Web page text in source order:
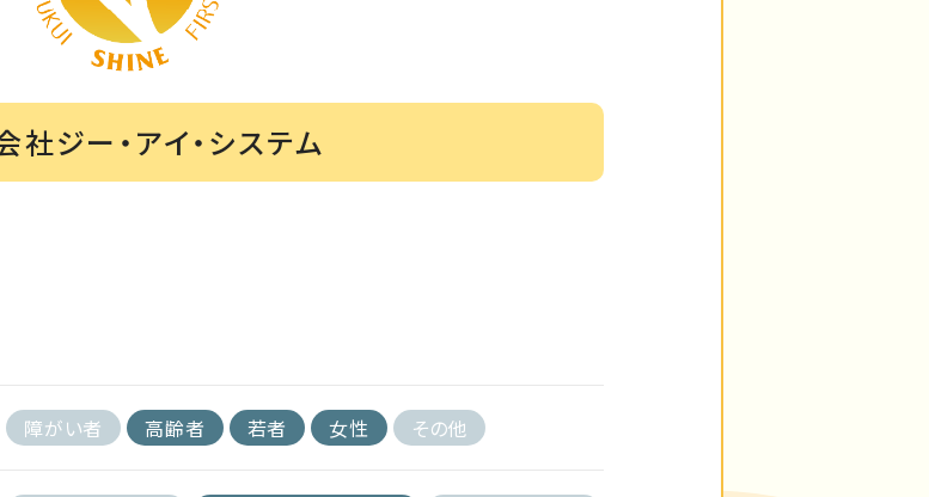
社ジー・アイ・システム
障がい者 高齢者 若者 女性 その他